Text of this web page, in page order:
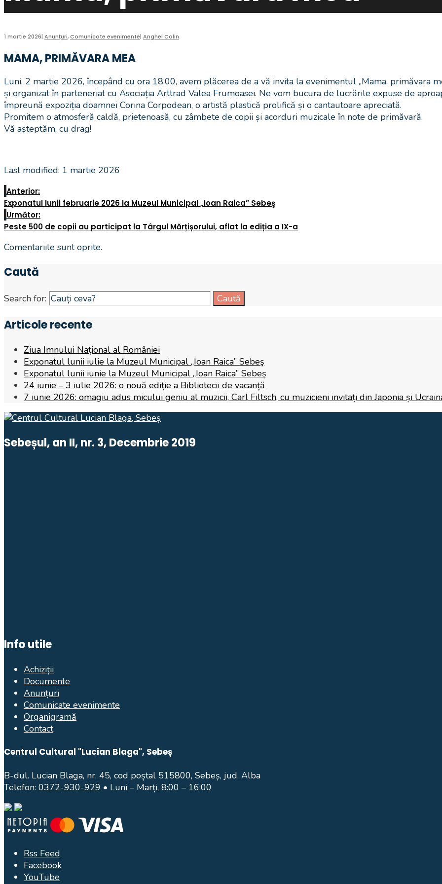
1 martie 2026| Anunțuri,Comunicate evenimente| Anghel Calin
MAMA, PRIMĂVARA MEA
Luni, 2 martie 2026, începând cu ora 18.00, avem plăcerea de a vă invita la evenimentul „Mama, primăvara
și organizat în parteneriat cu Asociația Arttrad Valea Frumoasei. Ne vom bucura de lucrările expuse de
împreună expoziția doamnei Corina Corpodean, o artistă plastică prolifică și o cantautoare apreciată.
Promitem o atmosferă caldă, prietenoasă, cu zâmbete de copii și acorduri muzicale în note de primăvară.
Vă așteptăm, cu drag!
Last modified: 1 martie 2026
Anterior:
Exponatul lunii februarie 2026 la Muzeul Municipal „Ioan Raica” Sebeş
Următor:
Peste 500 de copii au participat la Târgul Mărțișorului, aflat la ediția a IX-a
Comentariile sunt oprite.
Caută
Search for: Caută
Articole recente
Ziua Imnului Național al României
Exponatul lunii iulie la Muzeul Municipal „Ioan Raica” Sebeş
Exponatul lunii iunie la Muzeul Municipal „Ioan Raica” Sebeș
24 iunie – 3 iulie 2026: o nouă ediție a Bibliotecii de vacanță
7 iunie 2026: omagiu adus micului geniu al muzicii, Carl Filtsch, cu muzicieni invitați din Japonia și
Sebeșul, an II, nr. 3, Decembrie 2019
Info utile
Achiziții
Documente
Anunțuri
Comunicate evenimente
Organigramă
Contact
Centrul Cultural "Lucian Blaga", Sebeș
B-dul. Lucian Blaga, nr. 45, cod poștal 515800, Sebeș, jud. Alba
Telefon: 0372-930-929 • Luni – Marți, 8:00 – 16:00
Rss Feed
Facebook
YouTube